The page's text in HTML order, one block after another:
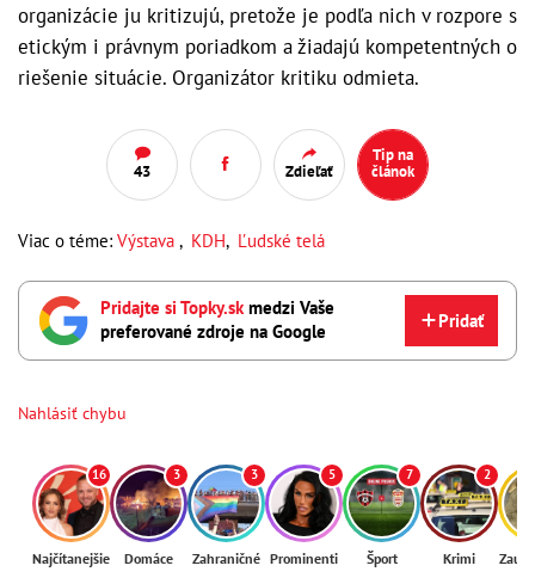
organizácie ju kritizujú, pretože je podľa nich v rozpore s
etickým i právnym poriadkom a žiadajú kompetentných o
riešenie situácie. Organizátor kritiku odmieta.
43 Zdieľať
Tip na
článok
Viac o téme: Výstava , KDH, Ľudské telá
Pridajte si Topky.skmedzi Vaše
preferované zdroje na Google
Pridať
Nahlásiť chybu
16
Najčítanejšie
3
Domáce
3
Zahraničné
5
Prominenti
7
Šport
2
Krimi